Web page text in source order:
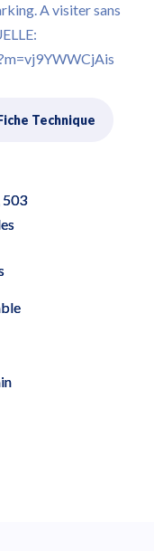
A visiter sans
Technique
503